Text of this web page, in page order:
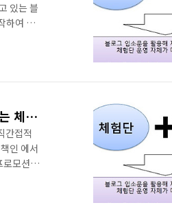
있는 블
하여 지
즈니
케이션
소셜 빠진 소셜커머스, 체험 마케팅으로 승부하라 - 이제 소셜커머스는 체험 기반으로 진화 한다
간접적
인 에서
로모션형
한 입